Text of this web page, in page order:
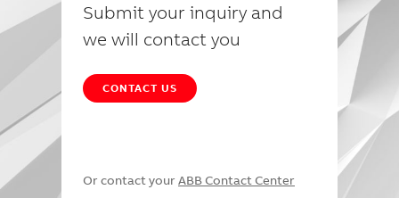
Submit your inquiry and
we will contact you
CONTACT US
Or contact your ABB Contact Center